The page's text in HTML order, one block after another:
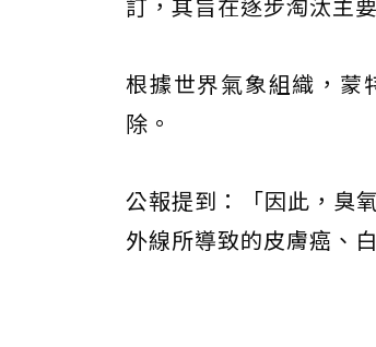
根據世界氣象組織，蒙
除。
公報提到：「因此，臭
外線所導致的皮膚癌、